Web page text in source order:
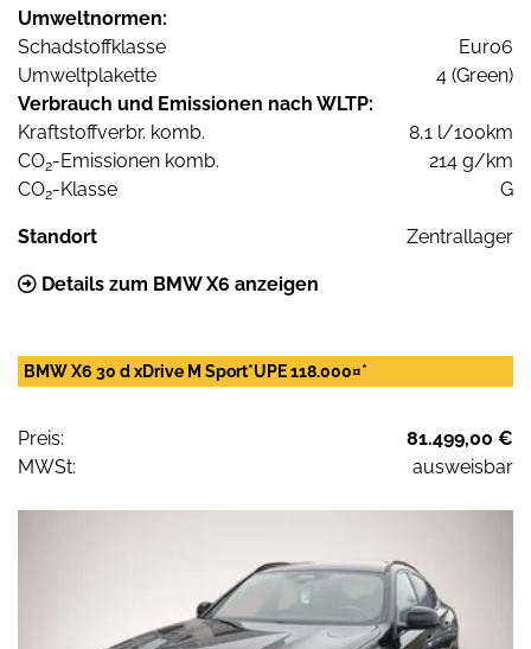
Umweltnormen:
Schadstoffklasse
Euro6
Umweltplakette
4 (Green)
Verbrauch und Emissionen nach WLTP:
Kraftstoffverbr. komb.
8,1 l/100km
CO2-Emissionen komb.
214 g/km
CO2-Klasse G
Standort Zentrallager
Details zum BMW X6 anzeigen
BMW X6 30 d xDrive M Sport*UPE 118.000¤*
Preis:
81.499,00 €
MWSt:
ausweisbar